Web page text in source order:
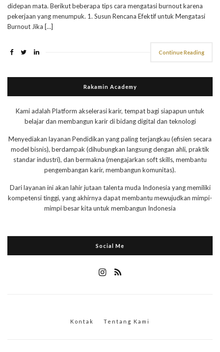
didepan mata. Berikut beberapa tips cara mengatasi burnout karena
pekerjaan yang menumpuk. 1. Susun Rencana Efektif untuk Mengatasi
Burnout Jika […]
Continue Reading
Rakamin Academy
Kami adalah Platform akselerasi karir, tempat bagi siapapun untuk
belajar dan membangun karir di bidang digital dan teknologi
Menyediakan layanan Pendidikan yang paling terjangkau (efisien secara
model bisnis), berdampak (dihubungkan langsung dengan ahli, praktik
standar industri), dan bermakna (mengajarkan soft skills, membantu
pengembangan karir, membangun komunitas).
Dari layanan ini akan lahir jutaan talenta muda Indonesia yang memiliki
kompetensi tinggi, yang akhirnya dapat membantu mewujudkan mimpi-
mimpi besar kita untuk membangun Indonesia
Social Me
Kontak Tentang Kami